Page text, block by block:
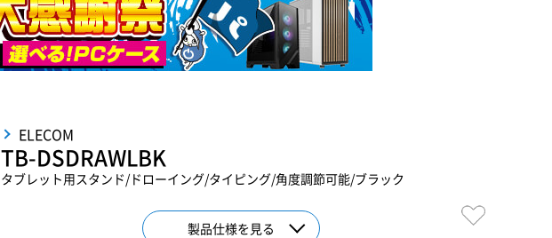
ELECOM
TB-DSDRAWLBK
タブレット用スタンド/ドローイング/タイピング/角度調節可能/ブラック
製品仕様を見る